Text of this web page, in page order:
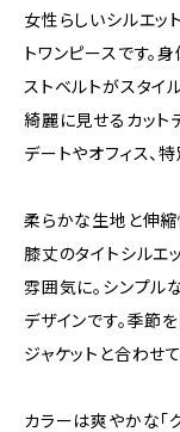
女性らしいシルエッ
トワンピースです。
ストベルトがスタイ
綺麗に見せるカット
デートやオフィス、
柔らかな生地と伸縮
膝丈のタイトシルエ
雰囲気に。シンプル
デザインです。季節
ジャケットと合わせ
カラーは爽やかな「